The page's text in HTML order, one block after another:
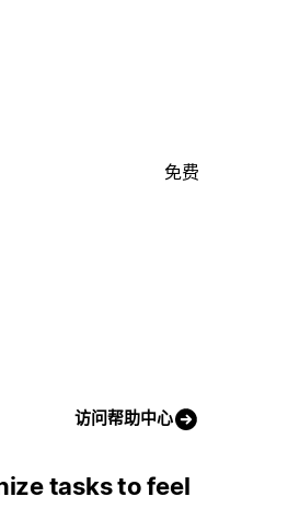
免费
访问帮助中心
tasks to feel